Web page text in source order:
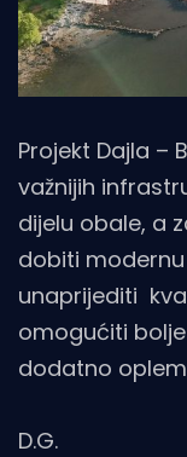
Projekt Dajla –
važnijih
dijelu obale, a
dobiti
unaprijediti
omogućiti
dodatno
D.G.